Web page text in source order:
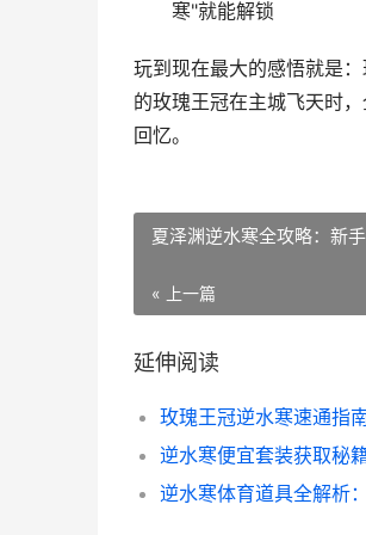
寒"就能解锁
玩到现在最大的感悟就是
的玫瑰王冠在主城飞天时
回忆。
夏泽渊逆水寒全攻略：新
« 上一篇
延伸阅读
逆水寒体育道具全解析